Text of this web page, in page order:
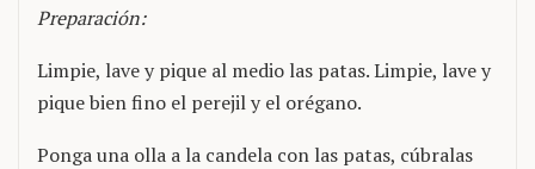
Preparación:
Limpie, lave y pique al medio las patas. Limpie, lave y
pique bien fino el perejil y el orégano.
Ponga una olla a la candela con las patas, cúbralas